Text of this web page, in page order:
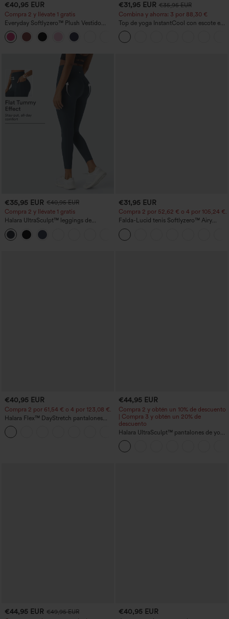
€40,95 EUR
Compra 2 y llévate 1 gratis
Everyday Softlyzero™ Plush Vestido
deportivo sin espalda 2 en 1
acampanado -Wannabe -Easy Peezy
€31,95 EUR €35,95 EUR
Combina y ahorra: 3 por 88,30 €
Top de yoga InstantCool con escote en
U y bajo curvado - UPF50+
€35,95 EUR €40,95 EUR
Compra 2 y llévate 1 gratis
Halara UltraSculpt™ leggings de
entrenamiento moldeadores de talle alto
con fruncido trasero que realza los
glúteos, control de abdomen y bolsillos
€31,95 EUR
Compra 2 por 52,62 € o 4 por 105,24 €.
Falda-Lucid tenis Softlyzero™ Airy
cruzado tacto fresco bolsillo lateral 2 en
1 -UPF50+
€40,95 EUR
Compra 2 por 61,54 € o 4 por 123,08 €.
Halara Flex™ DayStretch pantalones
acampanados de trabajo de tiro medio
con bolsillo lateral con cremallera
+12
€44,95 EUR
Compra 2 y obtén un 10% de descuento
| Compra 3 y obtén un 20% de
descuento
Halara UltraSculpt™ pantalones de yoga
holgados de talle alto con control
abdominal, rayas color block y bolsillos
€44,95 EUR €49,95 EUR
€40,95 EUR